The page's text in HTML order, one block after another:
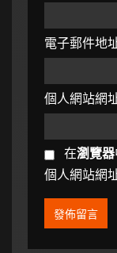
電子郵件地
個人網站網
在瀏覽器
個人網站網